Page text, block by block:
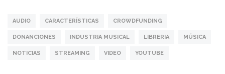
AUDIO CARACTERÍSTICAS CROWDFUNDING
DONANCIONES INDUSTRIA MUSICAL LIBRERIA MÚSICA
NOTICIAS STREAMING VIDEO YOUTUBE